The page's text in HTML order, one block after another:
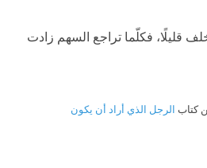
قليلًا، فكلّما تراجع السهم زادت
كتاب الرجل الذي أراد أن يكون